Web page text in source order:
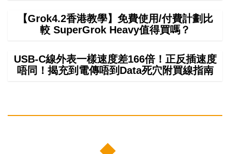
【Grok4.2香港教學】免費使用/付費計劃比
較 SuperGrok Heavy值得買嗎？
USB-C線外表一樣速度差166倍！正反插速度
唔同！揭充到電傳唔到Data死穴附買線指南